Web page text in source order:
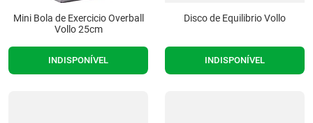
Mini Bola de Exercicio Overball
Vollo 25cm
INDISPONÍVEL
Disco de Equilibrio Vollo
INDISPONÍVEL